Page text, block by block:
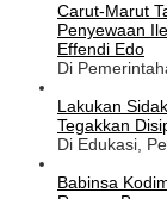
Carut-Marut
Penyewaan
Effendi Edo
Di
Lakukan
Tegakkan
Di Edukasi,
Babinsa